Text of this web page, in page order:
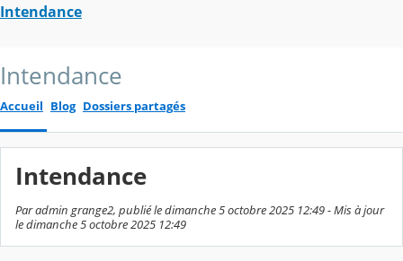
Intendance
Intendance
Accueil Blog Dossiers partagés
Intendance
Par admin grange2, publié le dimanche 5 octobre 2025 12:49 - Mis à jour
le dimanche 5 octobre 2025 12:49